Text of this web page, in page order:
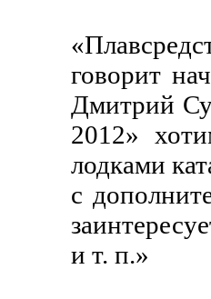
говорит
Дмитрий
2012»
лодками
с
и т. п.»